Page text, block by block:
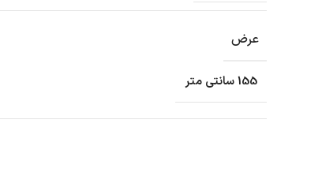
عرض
155 سانتی متر